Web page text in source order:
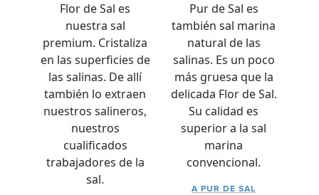
Flor de Sal es
nuestra sal
premium. Cristaliza
en las superficies de
las salinas. De allí
también lo extraen
nuestros salineros,
nuestros
cualificados
trabajadores de la
sal.
Pur de Sal es
también sal marina
natural de las
salinas. Es un poco
más gruesa que la
delicada Flor de Sal.
Su calidad es
superior a la sal
marina
convencional.
A PUR DE SAL